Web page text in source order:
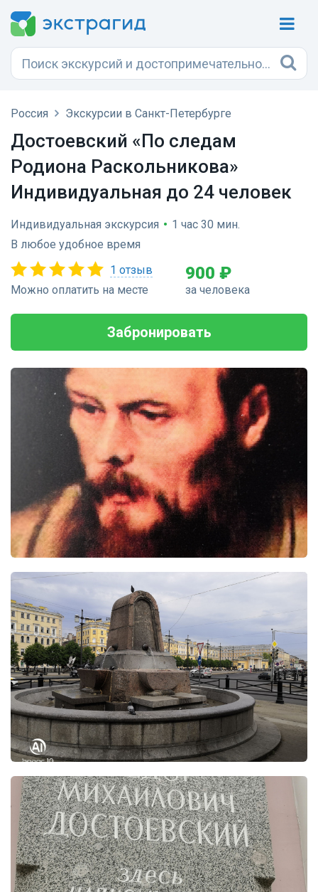
Россия Экскурсии в Санкт-Петербурге
Достоевский «По следам
Родиона Раскольникова»
Индивидуальная до 24 человек
Индивидуальная экскурсия • 1 час 30 мин.
В любое удобное время
1 отзыв
Можно оплатить на месте
900 ₽
за человека
Забронировать